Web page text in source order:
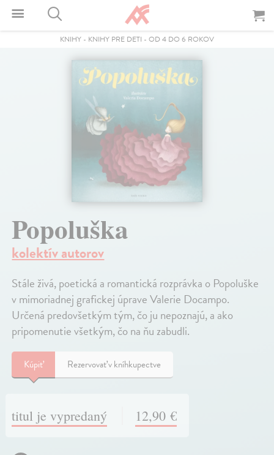
KNIHY - KNIHY PRE DETI - OD 4 DO 6 ROKOV
Popoluška
kolektív autorov
Stále živá, poetická a romantická rozprávka o Popoluške
v mimoriadnej grafickej úprave Valerie Docampo.
Určená predovšetkým tým, čo ju nepoznajú, a ako
pripomenutie všetkým, čo na ňu zabudli.
Kúpiť Rezervovať v kníhkupectve
titul je vypredaný 12,90 €